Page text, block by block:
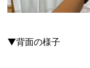
▼背面の様子